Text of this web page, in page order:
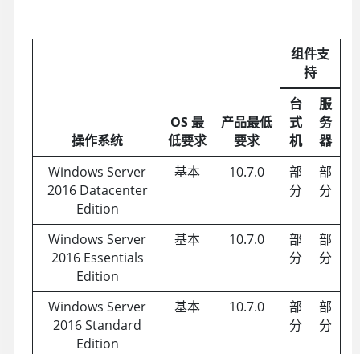
操作系统
OS 最
低要求
产品最低
要求
组件支
持
台
式
机
服
务
器
Windows Server
2016 Datacenter
Edition
基本 10.7.0
部
分
部
分
Windows Server
2016 Essentials
Edition
基本 10.7.0
部
分
部
分
Windows Server
2016 Standard
Edition
基本 10.7.0
部
分
部
分